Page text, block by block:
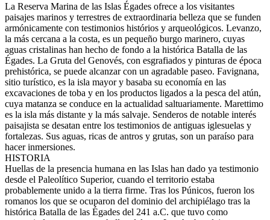
La Reserva Marina de las Islas Égades ofrece a los visitantes
paisajes marinos y terrestres de extraordinaria belleza que se funden
armónicamente con testimonios histórios y arqueológicos. Levanzo,
la más cercana a la costa, es un pequeño burgo marinero, cuyas
aguas cristalinas han hecho de fondo a la histórica Batalla de las
Égades. La Gruta del Genovés, con esgrafiados y pinturas de época
prehistórica, se puede alcanzar con un agradable paseo. Favignana,
sitio turístico, es la isla mayor y basaba su economía en las
excavaciones de toba y en los productos ligados a la pesca del atún,
cuya matanza se conduce en la actualidad saltuariamente. Marettimo
es la isla más distante y la más salvaje. Senderos de notable interés
paisajista se desatan entre los testimonios de antiguas iglesuelas y
fortalezas. Sus aguas, ricas de antros y grutas, son un paraíso para
hacer inmersiones.
HISTORIA
Huellas de la presencia humana en las Islas han dado ya testimonio
desde el Paleolítico Superior, cuando el territorio estaba
probablemente unido a la tierra firme. Tras los Púnicos, fueron los
romanos los que se ocuparon del dominio del archipiélago tras la
histórica Batalla de las Égades del 241 a.C. que tuvo como